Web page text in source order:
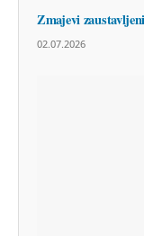
Zmajevi
02.07.2026